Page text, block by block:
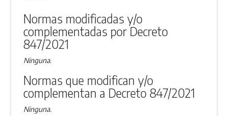
Normas modificadas y/o
complementadas por Decreto
847/2021
Ninguna.
Normas que modifican y/o
complementan a Decreto 847/2021
Ninguna.